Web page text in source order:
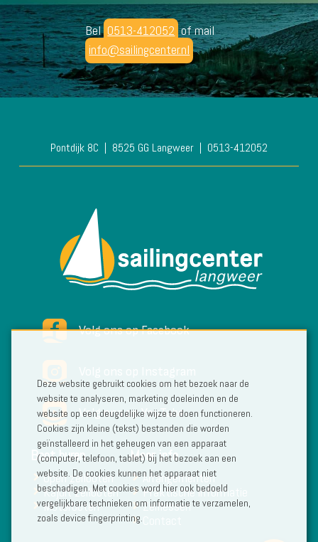
Bel 0513-412052 of mail
info@sailingcenter.nl
Pontdijk 8C 8525 GG Langweer 0513-412052
Volg ons op Facebook
Volg ons op YouTube
Boot huren
Open zeilboten
Kajuit zeilboten
Motorboten
Meer info
Arrangementen
Praktische informatie
Zeillessen
Deze website gebruikt cookies om het bezoek naar de
website te analyseren, marketing doeleinden en de
website op een deugdelijke wijze te doen functioneren.
Cookies zijn kleine (tekst) bestanden die worden
geïnstalleerd in het geheugen van een apparaat
(computer, telefoon, tablet) bij het bezoek aan een
website. De cookies kunnen het apparaat niet
beschadigen. Met cookies word hier ook bedoeld
vergelijkbare technieken om informatie te verzamelen,
zoals device fingerprinting.